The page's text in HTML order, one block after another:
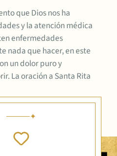
que Dios nos ha
y la atención médica
enfermedades
nada que hacer, en este
un dolor puro y
La oración a Santa Rita